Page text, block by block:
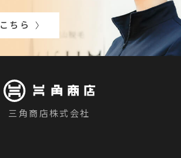
ちら
三角商店株式会社